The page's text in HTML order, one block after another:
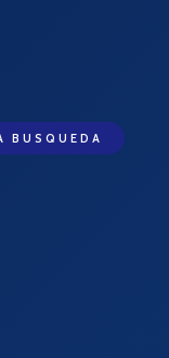
BUSQUEDA